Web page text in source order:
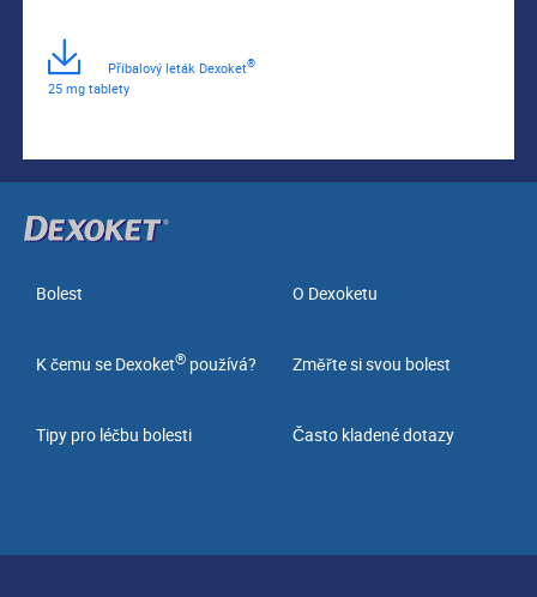
Příbalový leták Dexoket®
25 mg tablety
Bolest O Dexoketu
K čemu se Dexoket® používá? Změřte si svou bolest
Tipy pro léčbu bolesti Často kladené dotazy